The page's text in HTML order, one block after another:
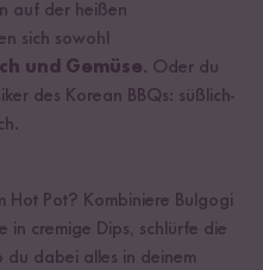
auf der heißen
sich sowohl
und Gemüse. Oder du
des Korean BBQs: süßlich-
Hot Pot? Kombiniere Bulgogi
in cremige Dips, schlürfe die
du dabei alles in deinem